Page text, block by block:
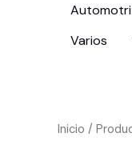
Varios
Inicio /